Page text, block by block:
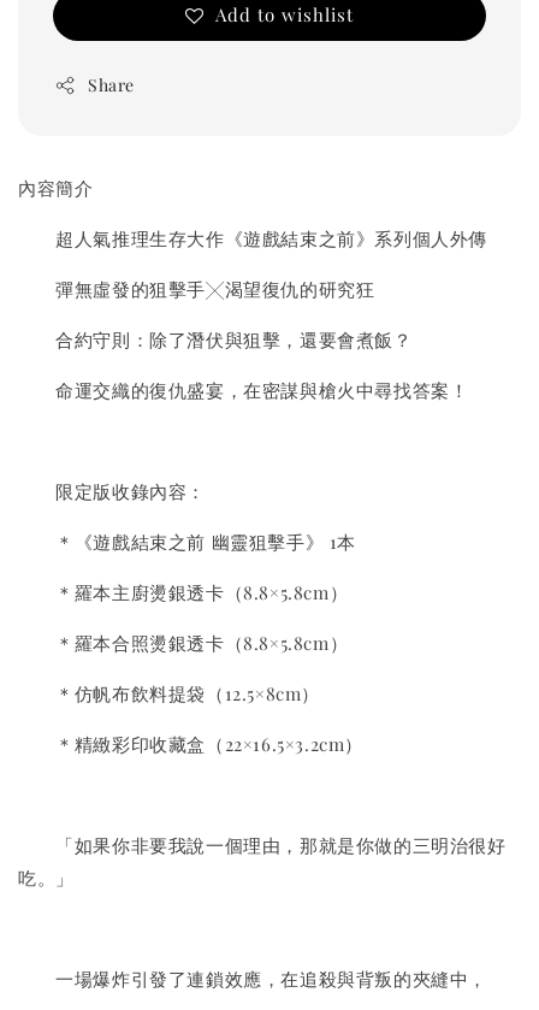
Add to wishlist
Share
內容簡介
超人氣推理生存大作《遊戲結束之前》系列個人外傳
彈無虛發的狙擊手╳渴望復仇的研究狂
合約守則：除了潛伏與狙擊，還要會煮飯？
命運交織的復仇盛宴，在密謀與槍火中尋找答案！
限定版收錄內容：
＊《遊戲結束之前 幽靈狙擊手》 1本
＊羅本主廚燙銀透卡（8.8×5.8cm）
＊羅本合照燙銀透卡（8.8×5.8cm）
＊仿帆布飲料提袋（12.5×8cm）
＊精緻彩印收藏盒（22×16.5×3.2cm）
「如果你非要我說一個理由，那就是你做的三明治很好
吃。」
一場爆炸引發了連鎖效應，在追殺與背叛的夾縫中，